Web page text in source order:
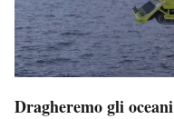
Dragheremo gli oceani